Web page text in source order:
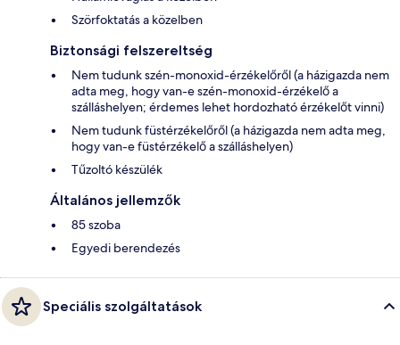
Szörfoktatás a közelben
Biztonsági felszereltség
Nem tudunk szén-monoxid-érzékelőről (a házigazda nem
adta meg, hogy van-e szén-monoxid-érzékelő a
szálláshelyen; érdemes lehet hordozható érzékelőt vinni)
Nem tudunk füstérzékelőről (a házigazda nem adta meg,
hogy van-e füstérzékelő a szálláshelyen)
Tűzoltó készülék
Általános jellemzők
85 szoba
Egyedi berendezés
Speciális szolgáltatások